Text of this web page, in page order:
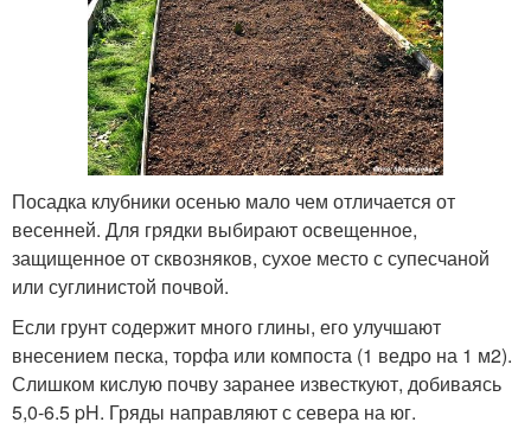
Посадка клубники осенью мало чем отличается от
весенней. Для грядки выбирают освещенное,
защищенное от сквозняков, сухое место с супесчаной
или суглинистой почвой.
Если грунт содержит много глины, его улучшают
внесением песка, торфа или компоста (1 ведро на 1 м2).
Слишком кислую почву заранее известкуют, добиваясь
5,0-6.5 pH. Гряды направляют с севера на юг.